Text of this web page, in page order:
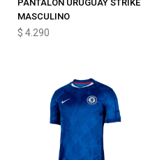
PANTALON URUGUAY STRIKE
MASCULINO
$ 4.290